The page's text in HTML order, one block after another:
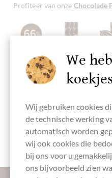
Profiteer van onze Chocolade
Cacaogehalte
66 %
pure
chocolade
Bean-
Verpakking
paars
Chocoladerepen
We
Wij gebruiken cookies
de technische werking
automatisch worden
wij ook cookies die
bij ons voor u
ons bijvoorbeeld zien